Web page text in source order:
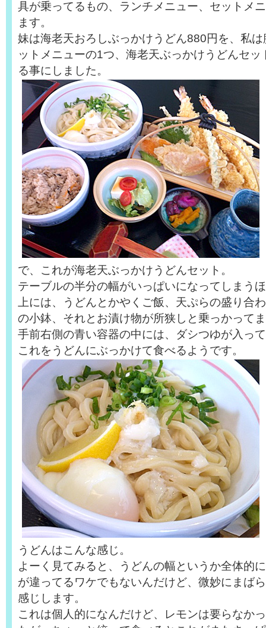
具が乗ってるもの、ランチメニュー、セットメ
ます。
妹は海老天おろしぶっかけうどん880円を、私
ットメニューの1つ、海老天ぶっかけうどんセ
る事にしました。
で、これが海老天ぶっかけうどんセット。
テーブルの半分の幅がいっぱいになってしまう
上には、うどんとかやくご飯、天ぷらの盛り合
の小鉢、それとお漬け物が所狭しと乗っかって
手前右側の青い容器の中には、ダシつゆが入っ
これをうどんにぶっかけて食べるようです。
うどんはこんな感じ。
よーく見てみると、うどんの幅というか全体的
が違ってるワケでもないんだけど、微妙にまば
感じします。
これは個人的になんだけど、レモンは要らなか